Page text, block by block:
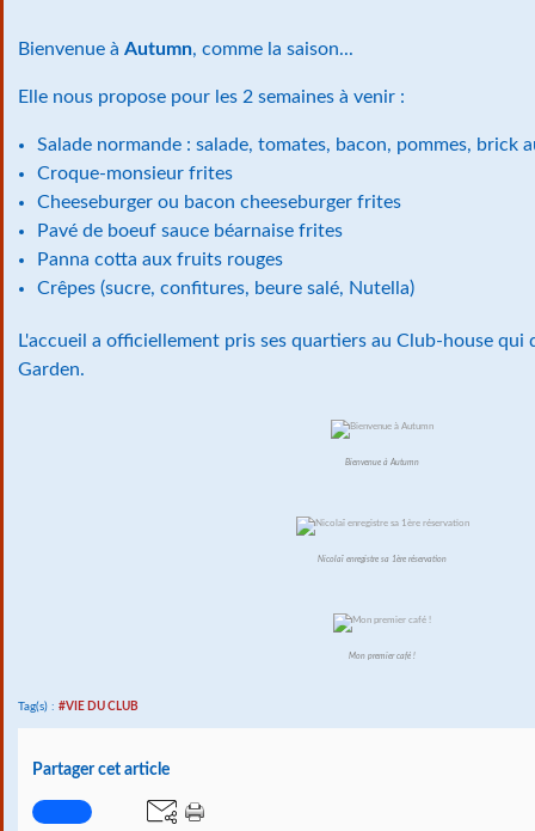
Bienvenue à Autumn, comme la saison...
Elle nous propose pour les 2 semaines à venir :
Salade normande : salade, tomates, bacon, pommes, brick
Croque-monsieur frites
Cheeseburger ou bacon cheeseburger frites
Pavé de boeuf sauce béarnaise frites
Panna cotta aux fruits rouges
Crêpes (sucre, confitures, beure salé, Nutella)
L'accueil a officiellement pris ses quartiers au Club-house qui
Garden.
Bienvenue à Autumn
Nicolaï enregistre sa 1ère réservation
Mon premier café !
Tag(s) : #VIE DU CLUB
Partager cet article